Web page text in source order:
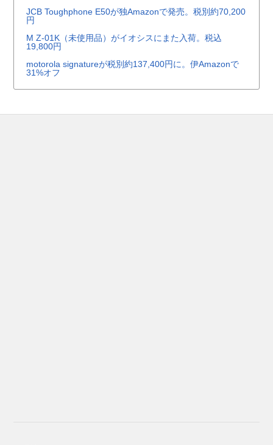
JCB Toughphone E50が独Amazonで発売。税別約70,200
円
M Z-01K（未使用品）がイオシスにまた入荷。税込
19,800円
motorola signatureが税別約137,400円に。伊Amazonで
31%オフ